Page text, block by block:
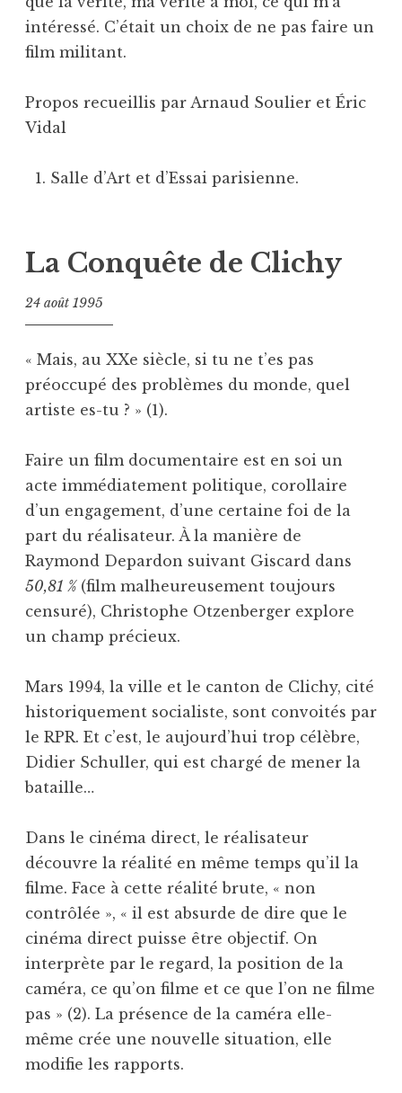
intéressé. C’était un choix de ne pas faire un
film militant.
Propos recueillis par Arnaud Soulier et Éric
Vidal
Salle d’Art et d’Essai parisienne.
La Conquête de Clichy
24 août 1995
« Mais, au XXe siècle, si tu ne t’es pas
préoccupé des problèmes du monde, quel
artiste es-tu ? » (1).
Faire un film documentaire est en soi un
acte immédiatement politique, corollaire
d’un engagement, d’une certaine foi de la
part du réalisateur. À la manière de
Raymond Depardon suivant Giscard dans
50,81 %(film malheureusement toujours
censuré), Christophe Otzenberger explore
un champ précieux.
Mars 1994, la ville et le canton de Clichy, cité
historiquement socialiste, sont convoités par
le RPR. Et c’est, le aujourd’hui trop célèbre,
Didier Schuller, qui est chargé de mener la
bataille…
Dans le cinéma direct, le réalisateur
découvre la réalité en même temps qu’il la
filme. Face à cette réalité brute, « non
contrôlée », « il est absurde de dire que le
cinéma direct puisse être objectif. On
interprète par le regard, la position de la
caméra, ce qu’on filme et ce que l’on ne filme
pas » (2). La présence de la caméra elle-
même crée une nouvelle situation, elle
modifie les rapports.